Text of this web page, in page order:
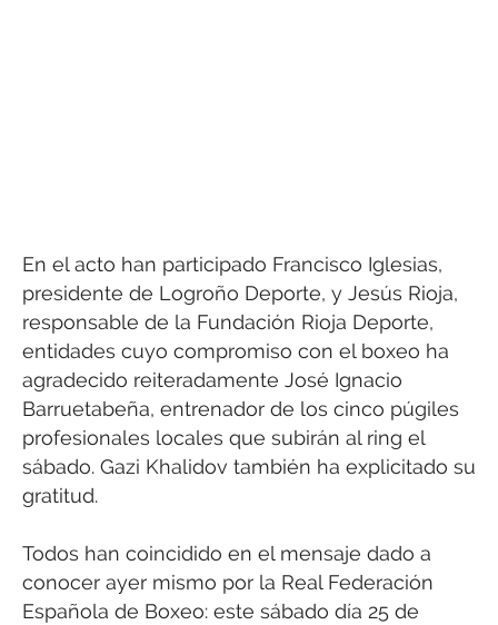
En el acto han participado Francisco Iglesias,
presidente de Logroño Deporte, y Jesús Rioja,
responsable de la Fundación Rioja Deporte,
entidades cuyo compromiso con el boxeo ha
agradecido reiteradamente José Ignacio
Barruetabeña, entrenador de los cinco púgiles
profesionales locales que subirán al ring el
sábado. Gazi Khalidov también ha explicitado su
gratitud.
Todos han coincidido en el mensaje dado a
conocer ayer mismo por la Real Federación
Española de Boxeo: este sábado día 25 de